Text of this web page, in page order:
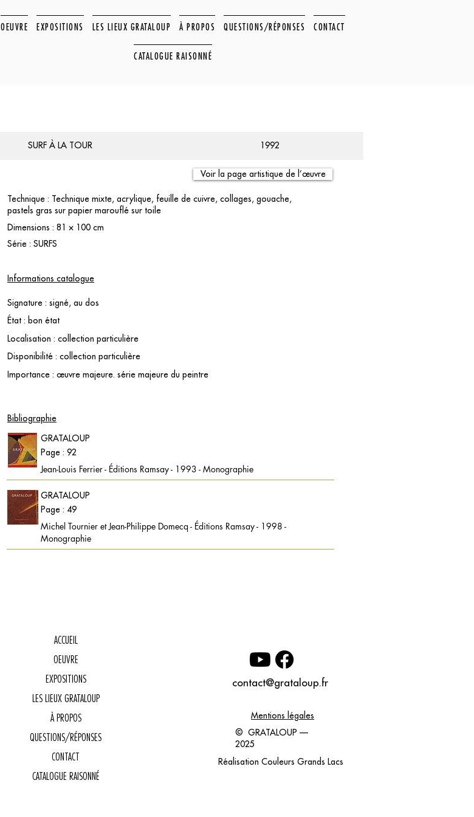
OEUVRE EXPOSITIONS LES LIEUX GRATALOUP À PROPOS QUESTIONS/RÉPONSES CONTACT
CATALOGUE RAISONNÉ
SURF À LA TOUR 1992
Voir la page artistique de l’œuvre
Technique : Technique mixte, acrylique, feuille de cuivre, collages, gouache,
pastels gras sur papier marouflé sur toile
Dimensions : 81 × 100 cm
Série : SURFS
Informations catalogue
Signature : signé, au dos
État : bon état
Localisation : collection particulière
Disponibilité : collection particulière
Importance : œuvre majeure. série majeure du peintre
Bibliographie
GRATALOUP
Jean-Louis Ferrier - Éditions Ramsay - 1993 - Monographie
Page : 92
GRATALOUP
Michel Tournier et Jean-Philippe Domecq - Éditions Ramsay - 1998 -
Monographie
Page : 49
ACCUEIL
OEUVRE
EXPOSITIONS
LES LIEUX GRATALOUP
À PROPOS
QUESTIONS/RÉPONSES
CONTACT
CATALOGUE RAISONNÉ
contact@grataloup.fr
Mentions légales
© GRATALOUP —
2025
Réalisation Couleurs Grands Lacs